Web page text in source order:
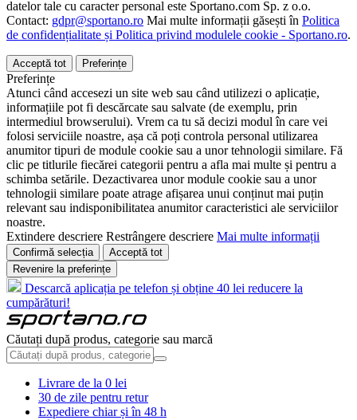
datelor tale cu caracter personal este Sportano.com Sp. z o.o.
Contact: gdpr@sportano.ro Mai multe informații găsești în Politica
de confidențialitate și Politica privind modulele cookie - Sportano.ro.
Acceptă tot Preferințe
Preferințe
Atunci când accesezi un site web sau când utilizezi o aplicație,
informațiile pot fi descărcate sau salvate (de exemplu, prin
intermediul browserului). Vrem ca tu să decizi modul în care vei
folosi serviciile noastre, așa că poți controla personal utilizarea
anumitor tipuri de module cookie sau a unor tehnologii similare. Fă
clic pe titlurile fiecărei categorii pentru a afla mai multe și pentru a
schimba setările. Dezactivarea unor module cookie sau a unor
tehnologii similare poate atrage afișarea unui conținut mai puțin
relevant sau indisponibilitatea anumitor caracteristici ale serviciilor
noastre.
Extindere descriere Restrângere descriere Mai multe informații
Confirmă selecția
Acceptă tot
Revenire la preferințe
Descarcă aplicația pe telefon și obține 40 lei reducere la
cumpărături!
Căutați după produs, categorie sau marcă
Livrare de la 0 lei
30 de zile pentru retur
Expediere chiar și în 48 h